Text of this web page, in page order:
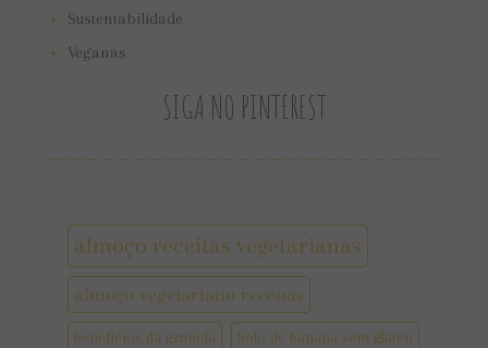
Sustentabilidade
Veganas
SIGA NO PINTEREST
almoço receitas vegetarianas
almoço vegetariano receitas
benefícios da granola bolo de banana sem gluten